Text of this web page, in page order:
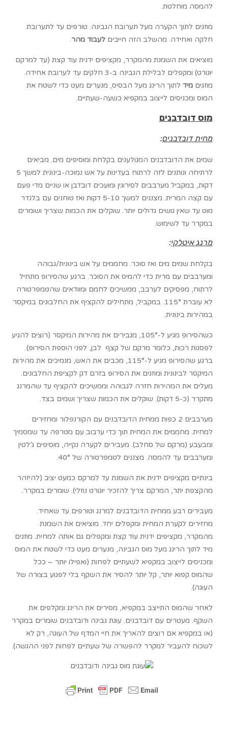
להמסה מוחלטת.
מוזגים לתוך הקערה מעל תערובת הגבינה. טורפים עד לתערובת
חלקה ואחידה. מהשלב הזה חייביםלעבוד מהר.
מוציאים את השמנת מהמקרר, מקציפים ידנית עוד קצת (עד למרקם
יוגורט) ומקפלים לבלילת הגבינה ב-3 חלקים עד לערובת אחידה.
מוזגיםמיד לתוך הרינג מעל הבסיס, מנערים מעט כדי לשטח את
המוס ומכניסים לייצוב במקפיא כשעה-שעתיים.
מוס דובדבנים
מחית דובדבנים:
שמים את הדובדבנים המגולענים בקלחת ומוסיפים מים. מביאים
לרתיחה ונותנים לזה לרתוח בעדינות על אש נמוכה-בינונית למשך 5
דקות, במקביל מערבבים לסירוגין ומועכים דובדבן או שניים מדי פעם
עם קצה המרית. מצננים למשך 5-10 דקות ואז טוחנים עם בלנדר
מוט עד שאין גושים גדולים יותר. שוקלים את הכמות שצריך ושומרים
במקרר עד לשימוש.
מרנג איטלקי:
בקלחת שמים מים ואז סוכר. מחממים על אש בינונית/גבוהה
ומערבבים עם מרית כדי להמיס את הסוכר. ברגע שהסירופ מתחיל
לרתוח, מפסיקים לערבב, ממשיכים לחמם ומוודאים שהטמפרטורה
לא עוברת 115°. במקביל, מתחילים להקציף את החלבונים במיקסר
במהירות בינונית.
כשהסירופ מגיע ל-105°, מגבירים את מהירות המיקסר (רוצים להגיע
לפסגות רכות, כלומר מרקם של קצף לבן, לפני הוספת הסירופ).
ברגע שהסירופ מגיע ל-115°, מכבים את האש, מנמיכים את מהירות
המיקסר לבינונית ומוזגים את הסירופ בזרם דק לקציפת החלבונים.
מעלים את המהירות חזרה לגבוהה וממשיכים להקציף עד שהמרנג
מתקרר (כ-5 דקות). שוקלים את הכמות שצריך ושמים בצד.
מערבבים 2 כפות ממחית הדובדבנים עם הקורנפלור ומחזירים
למחית. מחממים את המחית תוך כדי ערבוב עם מטרפה עד שמסמיך
ומבעבע (מרקם של סחלב). מעבירים לקערה נקייה, מוסיפים ג’לטין
ומערבבים עד להמסה. מצננים לטמפרטורה של 40°.
בינתיים מקציפים ידנית את השמנת עד למרקם כמעט יציב (להיזהר
מהקצפת יתר, המרקם צריך להזכיר יוגורט נוזלי). שומרים במקרר.
מעבירים רבע ממחית הדובדבנים למרנג וטורפים עד שאחיד.
מחזירים לקערת המחית ומקפלים יחד. מוציאים את השמנת
מהמקרר, מקציפים ידנית עוד קצת ומקפלים גם אותה למחית. מוזגים
מיד לתוך הרינג מעל מוס הגבינה, מנערים מעט כדי לשטח את המוס
ומכניסים לייצוב במקפיא לשעתיים לפחות (ואפילו יותר – ככל
שהמוס קפוא יותר, קל יותר להסיר את השקף בלי לפגוע בצורה של
העוגה).
לאחר שהמוס התייצב במקפיא, מסירים את הרינג ומקלפים את
השקף. מעטרים עם דובדבנים. עוגת גבינה ודובדבנים שומרים במקרר
(או במקפיא אם רוצים להאריך את חיי המדף של העוגה, רק לא
לשכוח להעביר למקרר להפשרה של שעתיים לפחות לפני ההגשה).